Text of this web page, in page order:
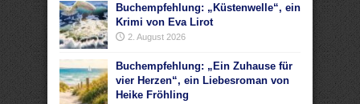
Buchempfehlung: „Küstenwelle“, ein
Krimi von Eva Lirot
2. August 2026
Buchempfehlung: „Ein Zuhause für
vier Herzen“, ein Liebesroman von
Heike Fröhling